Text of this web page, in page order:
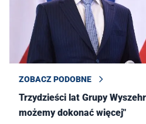
ZOBACZ PODOBNE
Trzydzieści lat Grupy
możemy dokonać więcej"